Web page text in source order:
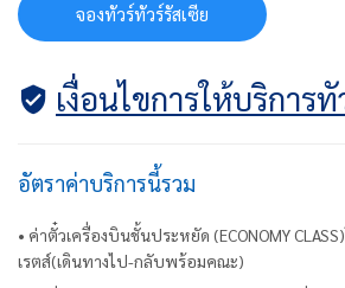
จองทัวร์ทัวร์รัสเซีย
เงื่อนไขการให้บริการทั
อัตราค่าบริการนี้รวม
• ค่าตั๋วเครื่องบินชั้นประหยัด (ECONOMY
เรตส์(เดินทางไป-กลับพร้อมคณะ)